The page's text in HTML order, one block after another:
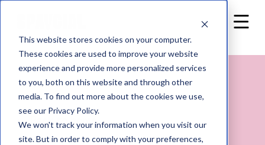
This website stores cookies on your computer.
These cookies are used to improve your website
experience and provide more personalized services
to you, both on this website and through other
media. To find out more about the cookies we use,
see our Privacy Policy.
We won't track your information when you visit our
site. But in order to comply with your preferences,
Back to home